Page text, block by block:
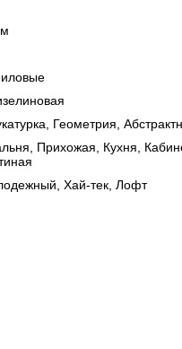
Геометрия,
Прихожая, Кухня,
Хай-тек, Лофт